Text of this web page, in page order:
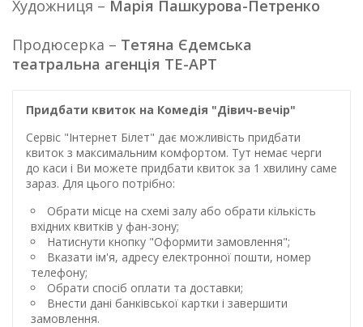
Художниця – Марія Пашкурова-Петренко
Продюсерка – Тетяна Єдемська
театральна агенція ТЕ-АРТ
Придбати квиток на Комедія "Дівич-вечір"
Сервіс "Інтернет Білет" дає можливість придбати
квиток з максимальним комфортом. Тут немає черги
до каси і Ви можете придбати квиток за 1 хвилину саме
зараз. Для цього потрібно:
Обрати місце на схемі залу або обрати кількість
вхідних квитків у фан-зону;
Натиснути кнопку "Оформити замовлення";
Вказати ім'я, адресу електронної пошти, номер
телефону;
Обрати спосіб оплати та доставки;
Внести дані банківської картки і завершити
замовлення.